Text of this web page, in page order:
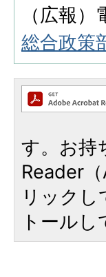
（広報
総合政策
す。お持
Reader
リック
トールし